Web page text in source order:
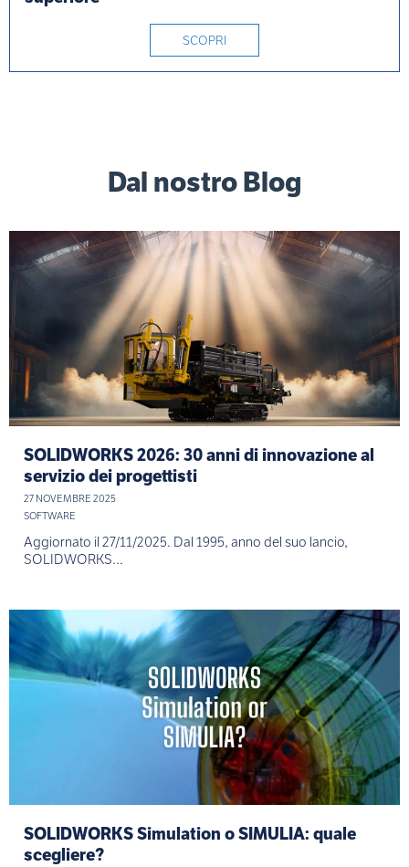
SCOPRI
Dal nostro Blog
SOLIDWORKS 2026: 30 anni di innovazione al
servizio dei progettisti
27 NOVEMBRE 2025
SOFTWARE
Aggiornato il 27/11/2025. Dal 1995, anno del suo lancio,
SOLIDWORKS…
SOLIDWORKS Simulation o SIMULIA: quale
scegliere?